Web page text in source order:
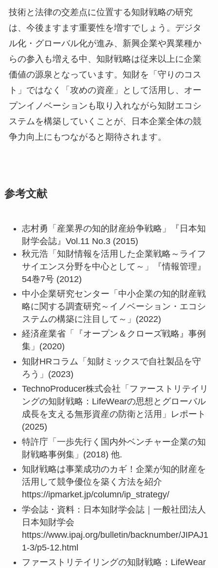
技術と法律の交差点に位置する知財戦略の研究
は、今後ますます重要性を増すでしょう。デジタ
ル化・グローバル化が進み、新興企業や異業種か
らの参入も増える中、知財戦略は従来以上に企業
価値の源泉となっています。知財を「守りのコス
ト」ではなく「攻めの資産」として活用し、オー
プンイノベーションも取り入れながら知財エコシ
ステムを構築していくことが、日本企業全体の競
争力向上にもつながると期待されます。
参考文献
志村勇「産業界の知的財産紛争戦略」『日本知
財学会誌』Vol.11 No.3 (2015)
秋元浩「知財情報を活用した企業戦略～ライフ
サイエンス分野を中心として～」『情報管理』
54巻7号 (2012)
中小企業研究センター「中小企業の知的財産戦
略に関する調査研究～イノベーション・エコシ
ステムの構築に注目して～」(2022)
経済産業省「『オープン＆クローズ戦略』事例
集」(2020)
知財HRコラム「知財ミックスで自社製品を守
ろう」(2023)
TechnoProducer株式会社「ファーストリテイリ
ングの知財戦略：LifeWearの思想とグローバル
成長を支える無形資産の防衛と活用」レポート
(2025)
特許庁「一歩先行く国内外ベンチャー企業の知
財戦略事例集」(2018) 他.
知財戦略は事業成功のカギ！企業が知的財産を
活用して競争優位を築く方法を紹介
https://ipmarket.jp/column/ip_strategy/
学会誌・資料：日本知財学会誌｜一般社団法人
日本知財学会
https://www.ipaj.org/bulletin/backnumber/JIPAJ1
1-3/p5-12.html
ファーストリテイリングの知財戦略：LifeWear